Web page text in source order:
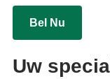
Bel Nu
Uw